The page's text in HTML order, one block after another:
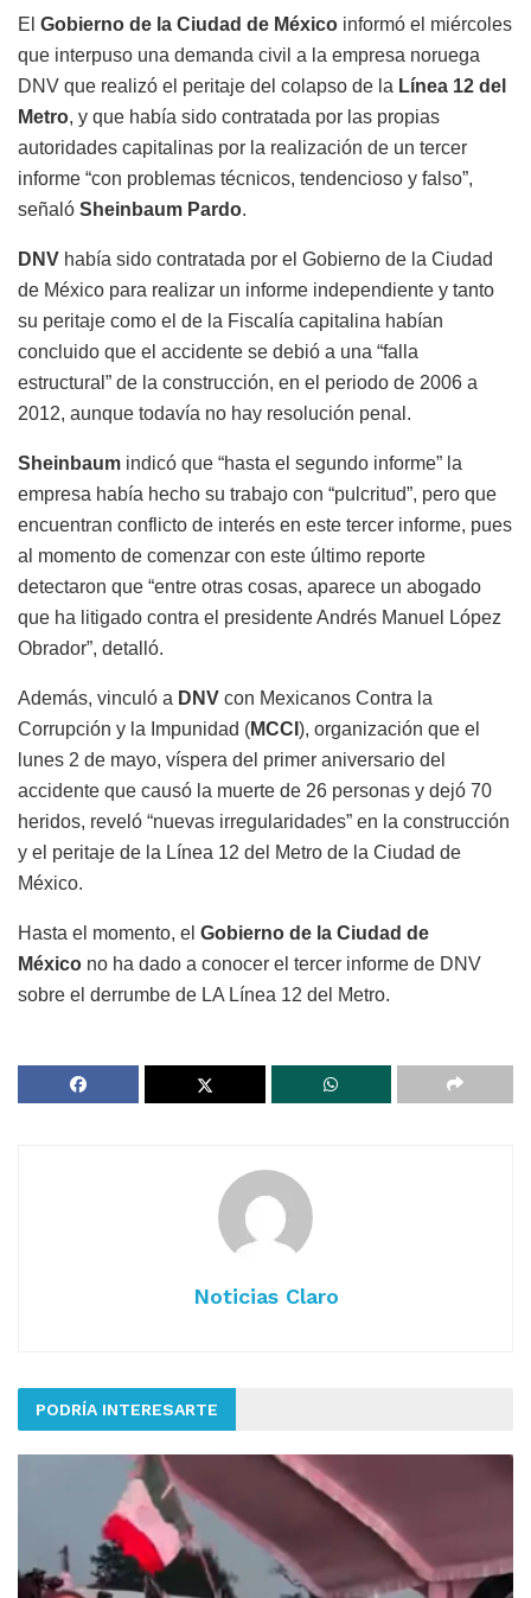
El Gobierno de la Ciudad de México informó el miércoles
que interpuso una demanda civil a la empresa noruega
DNV que realizó el peritaje del colapso de la Línea 12 del
Metro, y que había sido contratada por las propias
autoridades capitalinas por la realización de un tercer
informe “con problemas técnicos, tendencioso y falso”,
señaló Sheinbaum Pardo.
DNV había sido contratada por el Gobierno de la Ciudad
de México para realizar un informe independiente y tanto
su peritaje como el de la Fiscalía capitalina habían
concluido que el accidente se debió a una “falla
estructural” de la construcción, en el periodo de 2006 a
2012, aunque todavía no hay resolución penal.
Sheinbaum indicó que “hasta el segundo informe” la
empresa había hecho su trabajo con “pulcritud”, pero que
encuentran conflicto de interés en este tercer informe, pues
al momento de comenzar con este último reporte
detectaron que “entre otras cosas, aparece un abogado
que ha litigado contra el presidente Andrés Manuel López
Obrador”, detalló.
Además, vinculó a DNV con Mexicanos Contra la
Corrupción y la Impunidad (MCCI ), organización que el
lunes 2 de mayo, víspera del primer aniversario del
accidente que causó la muerte de 26 personas y dejó 70
heridos, reveló “nuevas irregularidades” en la construcción
y el peritaje de la Línea 12 del Metro de la Ciudad de
México.
Hasta el momento, el Gobierno de la Ciudad de
México no ha dado a conocer el tercer informe de DNV
sobre el derrumbe de LA Línea 12 del Metro.
Noticias Claro
PODRÍA INTERESARTE